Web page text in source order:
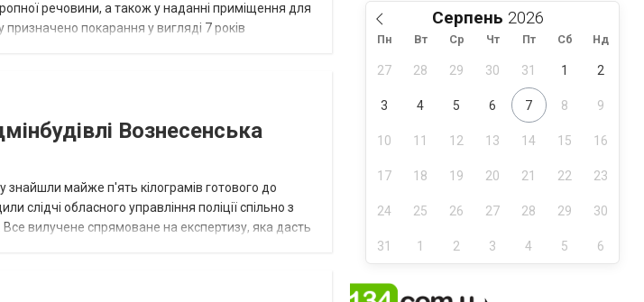
речовини, а також у наданні приміщення для
покарання у вигляді 7 років
Вознесенська
знайшли майже п'ять кілограмів готового до
слідчі обласного управління поліції спільно з
вилучене спрямоване на експертизу, яка дасть
Серпень
Пн Вт Ср Чт Пт Сб Нд
27 28 29 30 31 1 2
3 4 5 6 7 8 9
10 11 12 13 14 15 16
17 18 19 20 21 22 23
24 25 26 27 28 29 30
31 1 2 3 4 5 6